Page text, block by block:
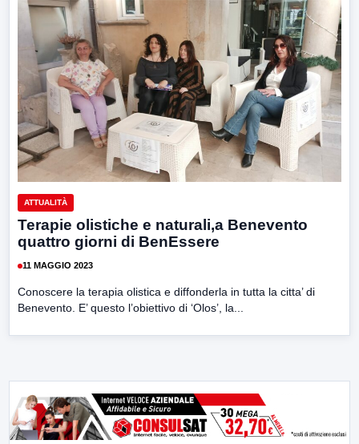
ATTUALITÀ
Terapie olistiche e naturali,a Benevento
quattro giorni di BenEssere
11 MAGGIO 2023
Conoscere la terapia olistica e diffonderla in tutta la citta’ di
Benevento. E’ questo l’obiettivo di ‘Olos’, la...